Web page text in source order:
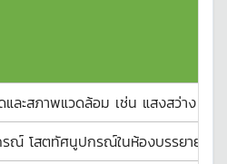
ละสภาพแวดล้อม เช่น แสงสว่าง อุ
ณ์ โสตทัศนูปกรณ์ในห้องบรรยาย